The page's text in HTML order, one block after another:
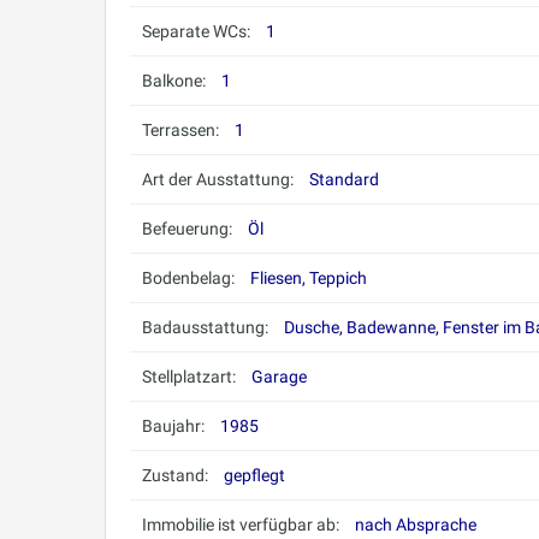
Separate WCs: 1
Balkone: 1
Terrassen: 1
Art der Ausstattung: Standard
Befeuerung: Öl
Bodenbelag: Fliesen, Teppich
Badausstattung: Dusche, Badewanne, Fenster im
Stellplatzart: Garage
Baujahr: 1985
Zustand: gepflegt
Immobilie ist verfügbar ab: nach Absprache